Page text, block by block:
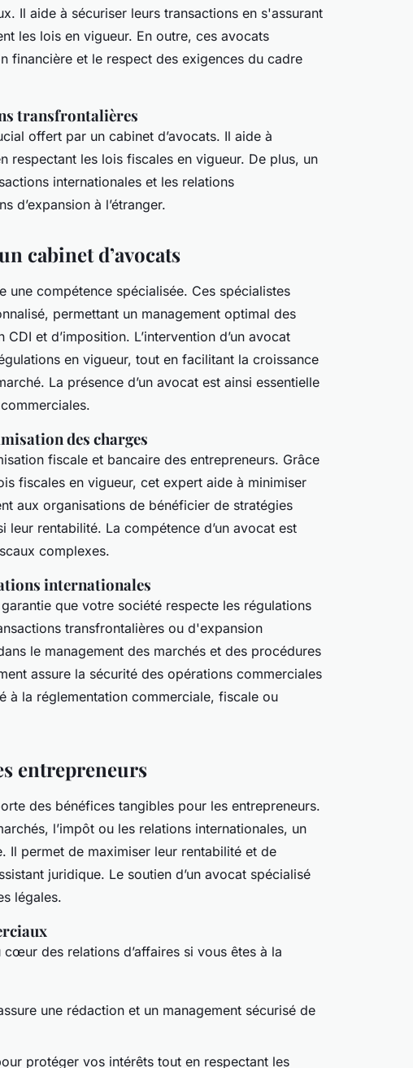
Il aide à sécuriser leurs transactions en s'assurant
les lois en vigueur. En outre, ces avocats
financière et le respect des exigences du cadre
transfrontalières
offert par un cabinet d’avocats. Il aide à
respectant les lois fiscales en vigueur. De plus, un
internationales et les relations
d’expansion à l’étranger.
cabinet d’avocats
une compétence spécialisée. Ces spécialistes
permettant un management optimal des
et d’imposition. L’intervention d’un avocat
en vigueur, tout en facilitant la croissance
La présence d’un avocat est ainsi essentielle
des charges
fiscale et bancaire des entrepreneurs. Grâce
fiscales en vigueur, cet expert aide à minimiser
aux organisations de bénéficier de stratégies
leur rentabilité. La compétence d’un avocat est
complexes.
internationales
que votre société respecte les régulations
transfrontalières ou d'expansion
le management des marchés et des procédures
assure la sécurité des opérations commerciales
à la réglementation commerciale, fiscale ou
entrepreneurs
des bénéfices tangibles pour les entrepreneurs.
l’impôt ou les relations internationales, un
Il permet de maximiser leur rentabilité et de
juridique. Le soutien d’un avocat spécialisé
légales.
des relations d’affaires si vous êtes à la
une rédaction et un management sécurisé de
protéger vos intérêts tout en respectant les